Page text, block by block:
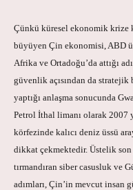
Çünkü küresel ekonomik krize
büyüyen Çin ekonomisi, ABD
Afrika ve Ortadoğu’da attığı
güvenlik açısından da stratejik
yaptığı anlaşma sonucunda
Petrol İthal limanı olarak 2007
körfezinde kalıcı deniz üssü
dikkat çekmektedir. Üstelik
tırmandıran siber casusluk ve
adımları, Çin’in mevcut